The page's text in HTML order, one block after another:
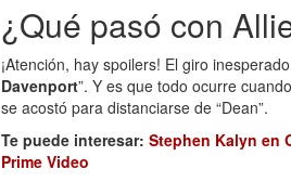
¿Qué pasó con
¡Atención, hay spoilers! El giro
Davenport”. Y es que todo ocurre
se acostó para distanciarse de “Dean”.
Te puede interesar: Stephen Kalyn en
Prime Video